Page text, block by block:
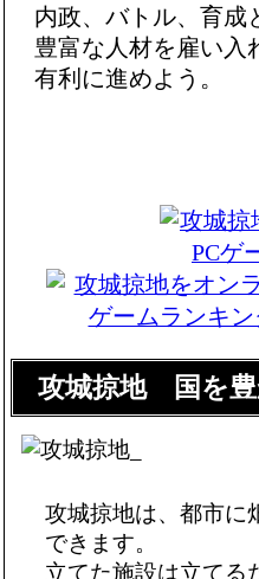
内政、バトル、育成
豊富な人材を雇い入
有利に進めよう。
攻城掠地 国を豊
攻城掠地は、都市に
できます。
立てた施設は立てる